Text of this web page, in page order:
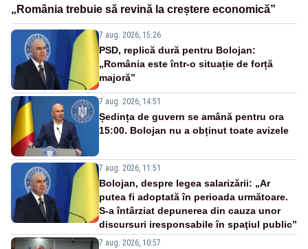
„România trebuie să revină la creștere economică”
7 aug. 2026, 15:26
PSD, replică dură pentru Bolojan:
„România este într-o situație de forță
majoră”
7 aug. 2026, 14:51
Ședința de guvern se amână pentru ora
15:00. Bolojan nu a obținut toate avizele
7 aug. 2026, 11:51
Bolojan, despre legea salarizării: „Ar
putea fi adoptată în perioada următoare.
S-a întârziat depunerea din cauza unor
discursuri iresponsabile în spaţiul public”
7 aug. 2026, 10:57